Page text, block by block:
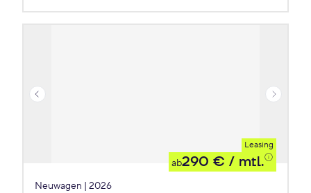
Leasing
ab290 € / mtl.
Neuwagen | 2026